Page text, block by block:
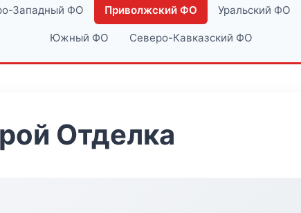
Западный ФО Приволжский ФО Уральский ФО
Южный ФО Северо-Кавказский ФО
Отделка